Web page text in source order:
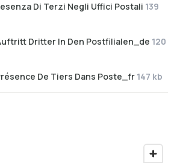
Di Terzi Negli Uffici Postali 139
Dritter In Den Postfilialen_de 120
De Tiers Dans Poste_fr 147 kb